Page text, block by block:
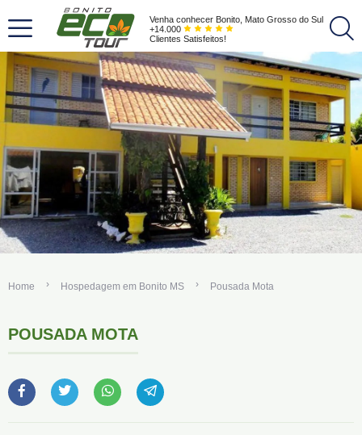
Venha conhecer Bonito, Mato Grosso do Sul
+14.000
Clientes Satisfeitos!
Home Hospedagem em Bonito MS Pousada Mota
POUSADA MOTA